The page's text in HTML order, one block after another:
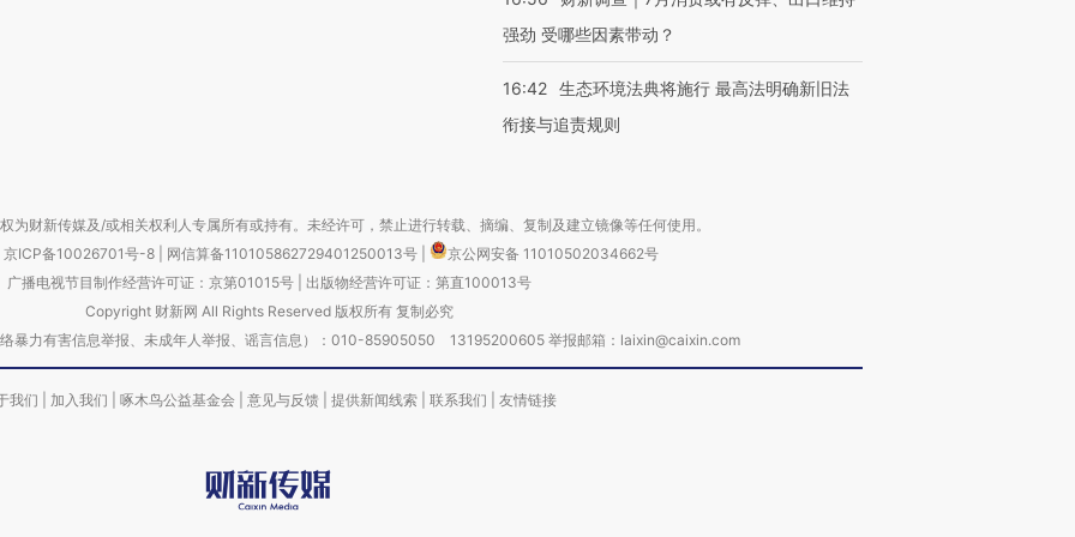
强劲 受哪些因素带动？
16:42 生态环境法典将施行 最高法明确新旧法
衔接与追责规则
为财新传媒及/或相关权利人专属所有或持有。未经许可，禁止进行转载、摘编、复制及建立镜像等任何使用。
京ICP备10026701号-8
网信算备110105862729401250013号
京公网安备 11010502034662号
广播电视节目制作经营许可证：京第01015号| 出版物经营许可证：第直100013号
Copyright 财新网 All Rights Reserved 版权所有 复制必究
暴力有害信息举报、未成年人举报、谣言信息）：010-85905050 13195200605 举报邮箱：laixin@caixin.com
我们 加入我们 啄木鸟公益基金会 意见与反馈 提供新闻线索 联系我们 友情链接